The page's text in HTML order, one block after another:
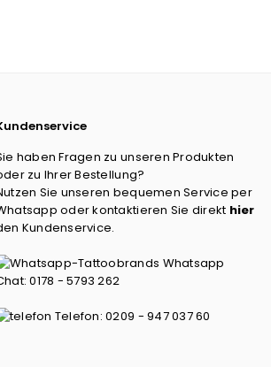
haben Fragen zu unseren Produkten
zu Ihrer Bestellung?
Sie unseren bequemen Service per
oder kontaktieren Sie direkt hier
Kundenservice.
Whatsapp
0178 - 5793 262
Telefon: 0209 - 947 037 60